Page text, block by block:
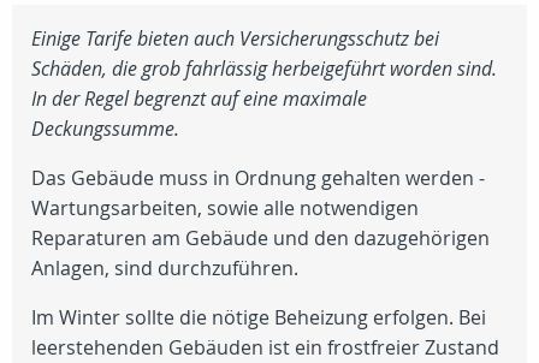
Einige Tarife bieten auch Versicherungsschutz bei
Schäden, die grob fahrlässig herbeigeführt worden sind.
In der Regel begrenzt auf eine maximale
Deckungssumme.
Das Gebäude muss in Ordnung gehalten werden -
Wartungsarbeiten, sowie alle notwendigen
Reparaturen am Gebäude und den dazugehörigen
Anlagen, sind durchzuführen.
Im Winter sollte die nötige Beheizung erfolgen. Bei
leerstehenden Gebäuden ist ein frostfreier Zustand